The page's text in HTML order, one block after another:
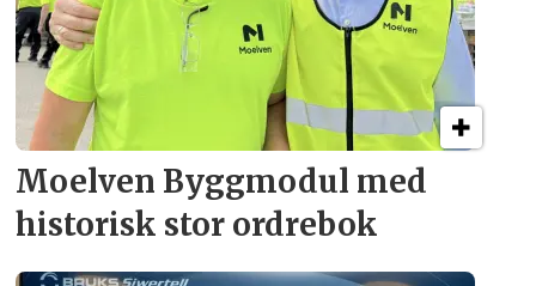
Moelven Byggmodul med
historisk stor ordrebok